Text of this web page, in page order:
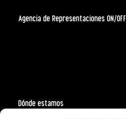
Agencia de Representaciones ON/OFF
Dónde estamos